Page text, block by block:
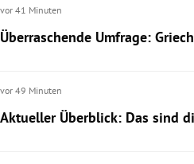
vor 41 Minuten
Überraschende Umfrage:
vor 49 Minuten
Aktueller Überblick: Das sind